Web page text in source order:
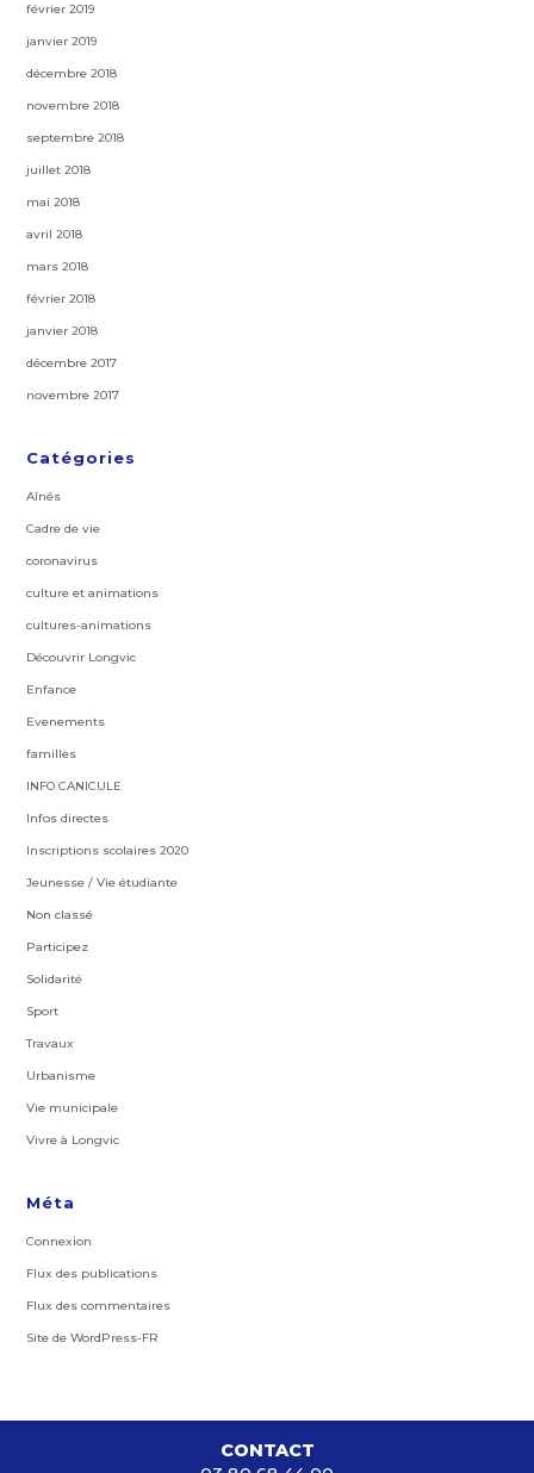
février 2019
janvier 2019
décembre 2018
novembre 2018
septembre 2018
juillet 2018
mai 2018
avril 2018
mars 2018
février 2018
janvier 2018
décembre 2017
novembre 2017
Catégories
Aînés
Cadre de vie
coronavirus
culture et animations
cultures-animations
Découvrir Longvic
Enfance
Evenements
familles
INFO CANICULE
Infos directes
Inscriptions scolaires 2020
Jeunesse / Vie étudiante
Non classé
Participez
Solidarité
Sport
Travaux
Urbanisme
Vie municipale
Vivre à Longvic
Méta
Connexion
Flux des publications
Flux des commentaires
Site de WordPress-FR
CONTACT